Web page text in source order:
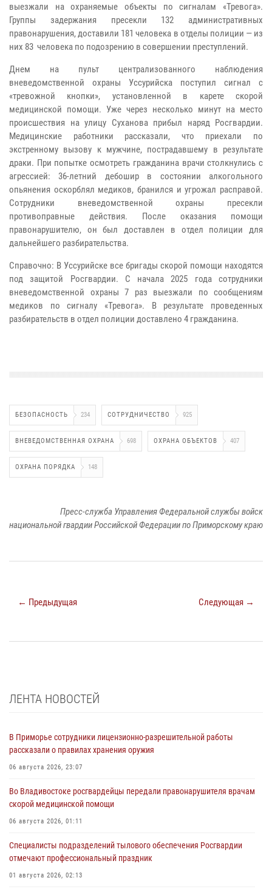
выезжали на охраняемые объекты по сигналам «Тревога».
Группы задержания пресекли 132 административных
правонарушения, доставили 181 человека в отделы полиции — из
них 83 человека по подозрению в совершении преступлений.
Днем на пульт централизованного наблюдения
вневедомственной охраны Уссурийска поступил сигнал с
«тревожной кнопки», установленной в карете скорой
медицинской помощи. Уже через несколько минут на место
происшествия на улицу Суханова прибыл наряд Росгвардии.
Медицинские работники рассказали, что приехали по
экстренному вызову к мужчине, пострадавшему в результате
драки. При попытке осмотреть гражданина врачи столкнулись с
агрессией: 36-летний дебошир в состоянии алкогольного
опьянения оскорблял медиков, бранился и угрожал расправой.
Сотрудники вневедомственной охраны пресекли
противоправные действия. После оказания помощи
правонарушителю, он был доставлен в отдел полиции для
дальнейшего разбирательства.
Справочно: В Уссурийске все бригады скорой помощи находятся
под защитой Росгвардии. С начала 2025 года сотрудники
вневедомственной охраны 7 раз выезжали по сообщениям
медиков по сигналу «Тревога». В результате проведенных
разбирательств в отдел полиции доставлено 4 гражданина.
БЕЗОПАСНОСТЬ 234 СОТРУДНИЧЕСТВО 925
ВНЕВЕДОМСТВЕННАЯ ОХРАНА 698 ОХРАНА ОБЪЕКТОВ 407
ОХРАНА ПОРЯДКА 148
Пресс-служба Управления Федеральной службы войск
национальной гвардии Российской Федерации по Приморскому краю
← Предыдущая Следующая →
ЛЕНТА НОВОСТЕЙ
В Приморье сотрудники лицензионно-разрешительной работы
рассказали о правилах хранения оружия
06 августа 2026, 23:07
Во Владивостоке росгвардейцы передали правонарушителя врачам
скорой медицинской помощи
06 августа 2026, 01:11
Специалисты подразделений тылового обеспечения Росгвардии
отмечают профессиональный праздник
01 августа 2026, 02:13